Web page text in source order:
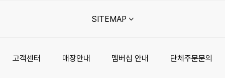
SITEMAP
고객센터 매장안내 멤버십 안내 단체주문문의